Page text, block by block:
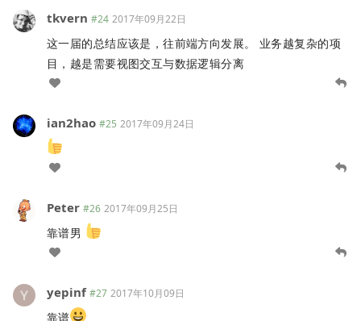
tkvern #24 2017年09月22日
这一届的总结应该是，往前端方向发展。 业务越复杂的项
目，越是需要视图交互与数据逻辑分离
ian2hao #25 2017年09月24日
Peter #26 2017年09月25日
靠谱男
yepinf #27 2017年10月09日
靠谱